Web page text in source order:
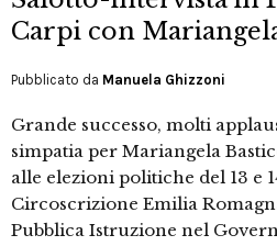
Carpi con
Pubblicato da Manuela Ghizzoni
Grande successo, molti
simpatia per Mariangela
alle elezioni politiche del 13 e
Circoscrizione Emilia
Pubblica Istruzione nel